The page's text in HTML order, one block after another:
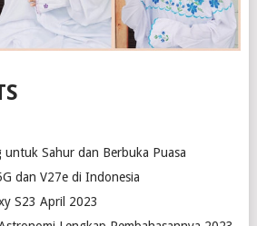
untuk Sahur dan Berbuka Puasa
dan V27e di Indonesia
S23 April 2023